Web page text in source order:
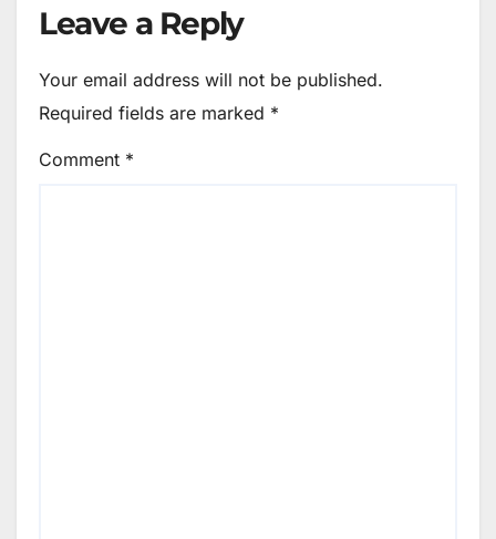
Leave a Reply
Your email address will not be published.
Required fields are marked *
Comment *